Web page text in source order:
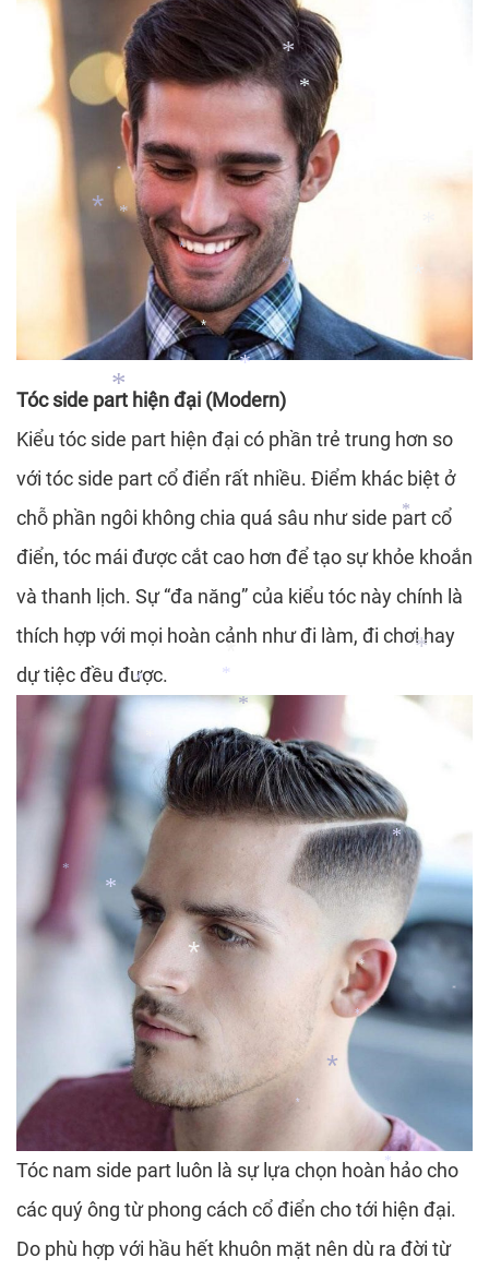
*
*
*
*
*
*
*
*
*
*
*
*
*
*
*
*
*
Tóc side part hiện đại (Modern)
Kiểu tóc side part hiện đại có phần trẻ trung hơn so
với tóc side part cổ điển rất nhiều. Điểm khác biệt ở
chỗ phần ngôi không chia quá sâu như side part cổ
điển, tóc mái được cắt cao hơn để tạo sự khỏe khoắn
và thanh lịch. Sự “đa năng” của kiểu tóc này chính là
thích hợp với mọi hoàn cảnh như đi làm, đi chơi hay
dự tiệc đều được.
Tóc nam side part luôn là sự lựa chọn hoàn hảo cho
các quý ông từ phong cách cổ điển cho tới hiện đại.
Do phù hợp với hầu hết khuôn mặt nên dù ra đời từ